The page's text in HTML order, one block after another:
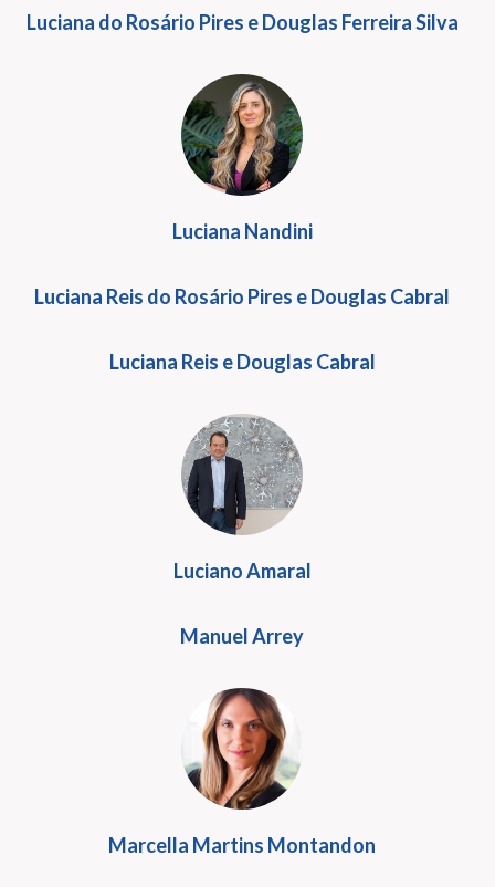
Luciana do Rosário Pires e Douglas Ferreira Silva
Luciana Nandini
Luciana Reis do Rosário Pires e Douglas Cabral
Luciana Reis e Douglas Cabral
Luciano Amaral
Manuel Arrey
Marcella Martins Montandon